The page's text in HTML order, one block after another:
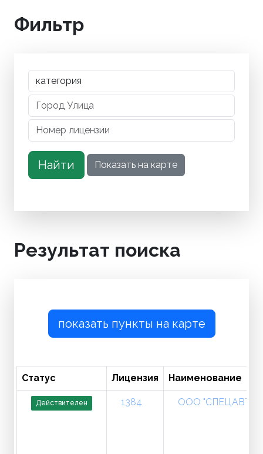
Фильтр
Результат поиска
показать пункты на карте
Статус Лицензия Наименование
Действителен 1384 ООО